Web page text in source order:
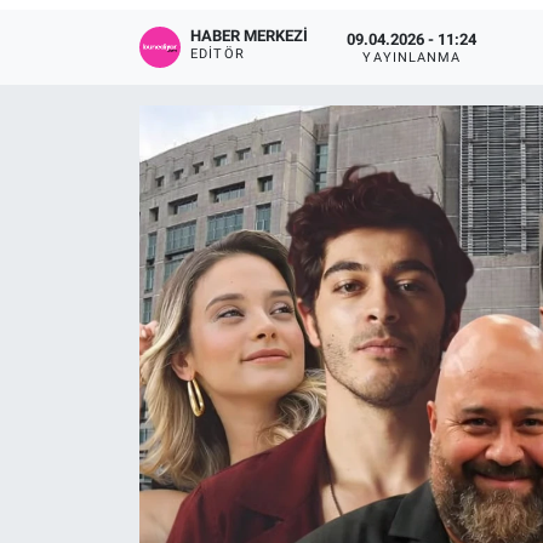
HABER MERKEZI
EDITÖR
09.04.2026 - 11:24
YAYINLANMA
Teknoloji
Tv Medya
KÜLTÜR SANAT